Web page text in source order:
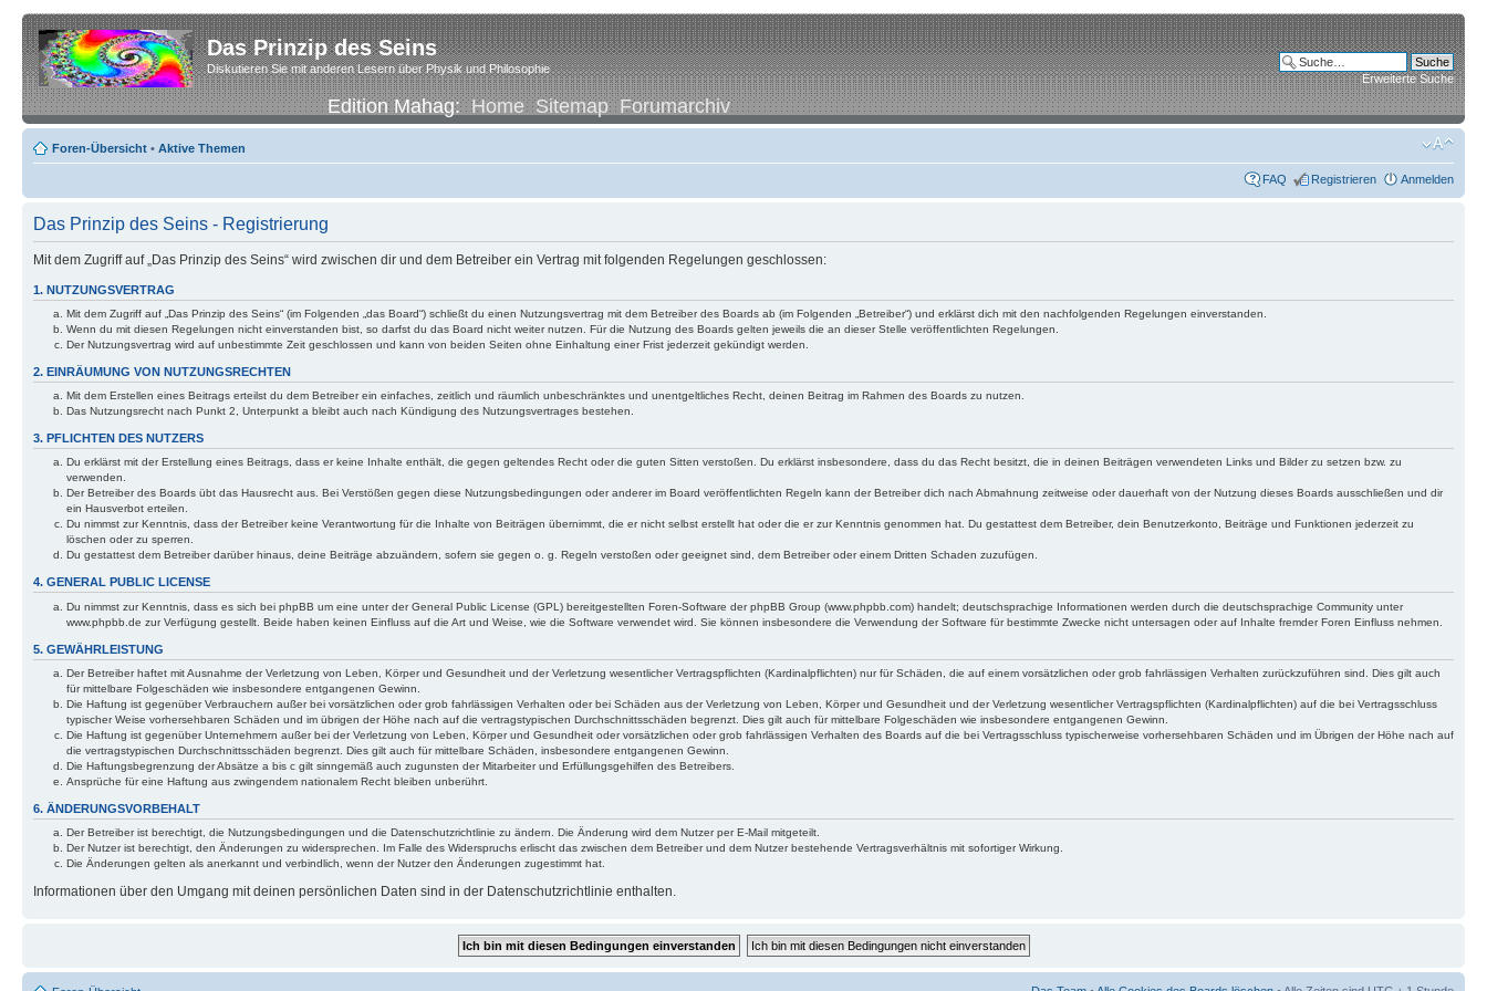
Das Prinzip des Seins
Diskutieren Sie mit anderen Lesern über Physik und Philosophie
Edition Mahag:Home Sitemap Forumarchiv
Erweiterte Suche
Foren-Übersicht • Aktive Themen
FAQ Registrieren Anmelden
Das Prinzip des Seins - Registrierung
Mit dem Zugriff auf „Das Prinzip des Seins“ wird zwischen dir und dem Betreiber ein Vertrag mit folgenden Regelungen geschlossen:
1. NUTZUNGSVERTRAG
Mit dem Zugriff auf „Das Prinzip des Seins“ (im Folgenden „das Board“) schließt du einen Nutzungsvertrag mit dem Betreiber des Boards ab (im Folgenden „Betreiber“) und erklärst dich mit den nachfolgenden Regelungen einverstanden.
Wenn du mit diesen Regelungen nicht einverstanden bist, so darfst du das Board nicht weiter nutzen. Für die Nutzung des Boards gelten jeweils die an dieser Stelle veröffentlichten Regelungen.
Der Nutzungsvertrag wird auf unbestimmte Zeit geschlossen und kann von beiden Seiten ohne Einhaltung einer Frist jederzeit gekündigt werden.
2. EINRÄUMUNG VON NUTZUNGSRECHTEN
Mit dem Erstellen eines Beitrags erteilst du dem Betreiber ein einfaches, zeitlich und räumlich unbeschränktes und unentgeltliches Recht, deinen Beitrag im Rahmen des Boards zu nutzen.
Das Nutzungsrecht nach Punkt 2, Unterpunkt a bleibt auch nach Kündigung des Nutzungsvertrages bestehen.
3. PFLICHTEN DES NUTZERS
Du erklärst mit der Erstellung eines Beitrags, dass er keine Inhalte enthält, die gegen geltendes Recht oder die guten Sitten verstoßen. Du erklärst insbesondere, dass du das Recht besitzt, die in deinen Beiträgen verwendeten Links und Bilder zu setzen bzw. zu
verwenden.
Der Betreiber des Boards übt das Hausrecht aus. Bei Verstößen gegen diese Nutzungsbedingungen oder anderer im Board veröffentlichten Regeln kann der Betreiber dich nach Abmahnung zeitweise oder dauerhaft von der Nutzung dieses Boards ausschließen und dir
ein Hausverbot erteilen.
Du nimmst zur Kenntnis, dass der Betreiber keine Verantwortung für die Inhalte von Beiträgen übernimmt, die er nicht selbst erstellt hat oder die er zur Kenntnis genommen hat. Du gestattest dem Betreiber, dein Benutzerkonto, Beiträge und Funktionen jederzeit zu
löschen oder zu sperren.
Du gestattest dem Betreiber darüber hinaus, deine Beiträge abzuändern, sofern sie gegen o. g. Regeln verstoßen oder geeignet sind, dem Betreiber oder einem Dritten Schaden zuzufügen.
4. GENERAL PUBLIC LICENSE
Du nimmst zur Kenntnis, dass es sich bei phpBB um eine unter der General Public License (GPL) bereitgestellten Foren-Software der phpBB Group (www.phpbb.com) handelt; deutschsprachige Informationen werden durch die deutschsprachige Community unter
www.phpbb.de zur Verfügung gestellt. Beide haben keinen Einfluss auf die Art und Weise, wie die Software verwendet wird. Sie können insbesondere die Verwendung der Software für bestimmte Zwecke nicht untersagen oder auf Inhalte fremder Foren Einfluss nehmen.
5. GEWÄHRLEISTUNG
Der Betreiber haftet mit Ausnahme der Verletzung von Leben, Körper und Gesundheit und der Verletzung wesentlicher Vertragspflichten (Kardinalpflichten) nur für Schäden, die auf einem vorsätzlichen oder grob fahrlässigen Verhalten zurückzuführen sind. Dies gilt auch
für mittelbare Folgeschäden wie insbesondere entgangenen Gewinn.
Die Haftung ist gegenüber Verbrauchern außer bei vorsätzlichen oder grob fahrlässigen Verhalten oder bei Schäden aus der Verletzung von Leben, Körper und Gesundheit und der Verletzung wesentlicher Vertragspflichten (Kardinalpflichten) auf die bei Vertragsschluss
typischer Weise vorhersehbaren Schäden und im übrigen der Höhe nach auf die vertragstypischen Durchschnittsschäden begrenzt. Dies gilt auch für mittelbare Folgeschäden wie insbesondere entgangenen Gewinn.
Die Haftung ist gegenüber Unternehmern außer bei der Verletzung von Leben, Körper und Gesundheit oder vorsätzlichen oder grob fahrlässigen Verhalten des Boards auf die bei Vertragsschluss typischerweise vorhersehbaren Schäden und im Übrigen der Höhe nach auf
die vertragstypischen Durchschnittsschäden begrenzt. Dies gilt auch für mittelbare Schäden, insbesondere entgangenen Gewinn.
Die Haftungsbegrenzung der Absätze a bis c gilt sinngemäß auch zugunsten der Mitarbeiter und Erfüllungsgehilfen des Betreibers.
Ansprüche für eine Haftung aus zwingendem nationalem Recht bleiben unberührt.
6. ÄNDERUNGSVORBEHALT
Der Betreiber ist berechtigt, die Nutzungsbedingungen und die Datenschutzrichtlinie zu ändern. Die Änderung wird dem Nutzer per E-Mail mitgeteilt.
Der Nutzer ist berechtigt, den Änderungen zu widersprechen. Im Falle des Widerspruchs erlischt das zwischen dem Betreiber und dem Nutzer bestehende Vertragsverhältnis mit sofortiger Wirkung.
Die Änderungen gelten als anerkannt und verbindlich, wenn der Nutzer den Änderungen zugestimmt hat.
Informationen über den Umgang mit deinen persönlichen Daten sind in der Datenschutzrichtlinie enthalten.